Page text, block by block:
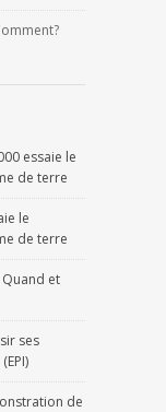
essaie le
de terre
le
de terre
et
ses
de